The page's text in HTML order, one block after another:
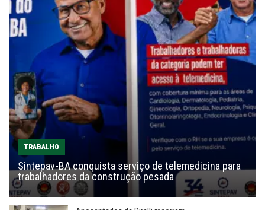
TRABALHO
Sintepav-BA conquista serviço de telemedicina para
trabalhadores da construção pesada